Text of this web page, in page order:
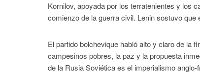
Kornilov, apoyada por los terratenientes y los
comienzo de la guerra civil. Lenin sostuvo
El partido bolchevique habló alto y claro de la
campesinos pobres, la paz y la propuesta
de la Rusia Soviética es el imperialismo